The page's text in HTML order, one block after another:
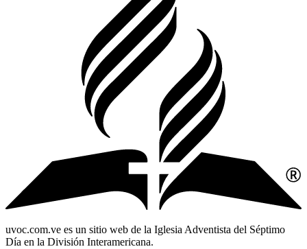
uvoc.com.ve es un sitio web de la Iglesia Adventista del Séptimo
Día en la División Interamericana.